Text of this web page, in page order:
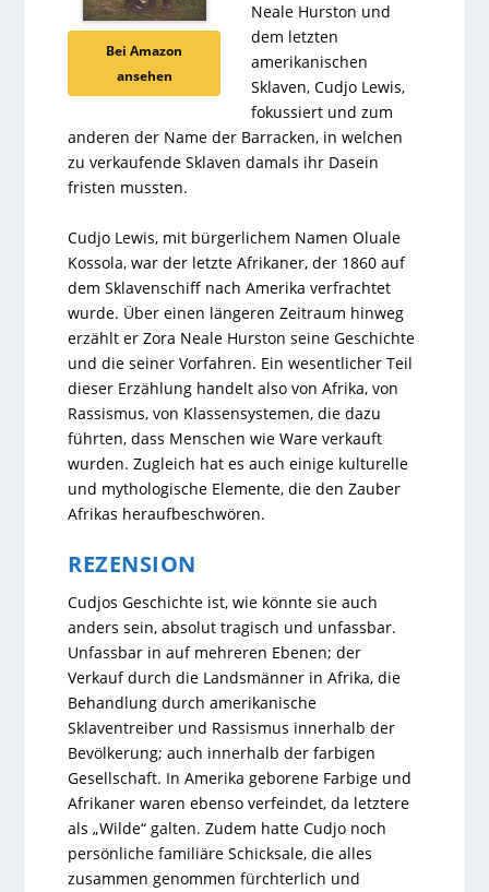
Bei Amazon
ansehen
Neale Hurston und
dem letzten
amerikanischen
Sklaven, Cudjo Lewis,
fokussiert und zum
anderen der Name der Barracken, in welchen
zu verkaufende Sklaven damals ihr Dasein
fristen mussten.
Cudjo Lewis, mit bürgerlichem Namen Oluale
Kossola, war der letzte Afrikaner, der 1860 auf
dem Sklavenschiff nach Amerika verfrachtet
wurde. Über einen längeren Zeitraum hinweg
erzählt er Zora Neale Hurston seine Geschichte
und die seiner Vorfahren. Ein wesentlicher Teil
dieser Erzählung handelt also von Afrika, von
Rassismus, von Klassensystemen, die dazu
führten, dass Menschen wie Ware verkauft
wurden. Zugleich hat es auch einige kulturelle
und mythologische Elemente, die den Zauber
Afrikas heraufbeschwören.
REZENSION
Cudjos Geschichte ist, wie könnte sie auch
anders sein, absolut tragisch und unfassbar.
Unfassbar in auf mehreren Ebenen; der
Verkauf durch die Landsmänner in Afrika, die
Behandlung durch amerikanische
Sklaventreiber und Rassismus innerhalb der
Bevölkerung; auch innerhalb der farbigen
Gesellschaft. In Amerika geborene Farbige und
Afrikaner waren ebenso verfeindet, da letztere
als „Wilde“ galten. Zudem hatte Cudjo noch
persönliche familiäre Schicksale, die alles
zusammen genommen fürchterlich und